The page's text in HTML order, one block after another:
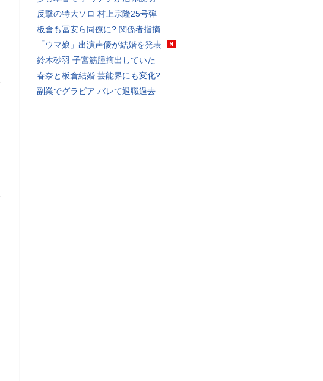
反撃の特大ソロ 村上宗隆25号弾
板倉も冨安ら同僚に? 関係者指摘
「ウマ娘」出演声優が結婚を発表
鈴木砂羽 子宮筋腫摘出していた
春奈と板倉結婚 芸能界にも変化?
副業でグラビア バレて退職過去